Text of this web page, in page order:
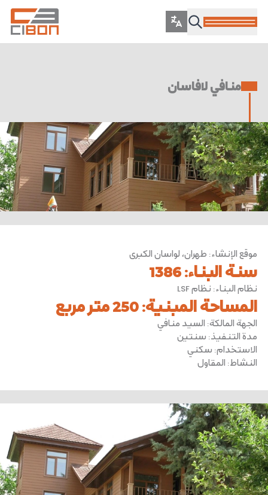
منافي لافاسان
موقع الإنشاء: طهران، لواسان الكبرى
سنة البناء:
1386
نظام البناء: نظام LSF
المساحة المبنية:250 متر مربع
الجهة المالكة: السيد منافي
مدة التنفيذ: سنتين
الاستخدام: سكني
النشاط: المقاول